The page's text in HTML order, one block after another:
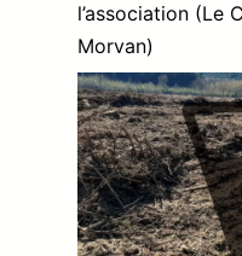
l’association (Le
Morvan)